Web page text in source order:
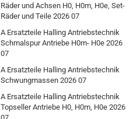
Räder und Achsen H0, H0m, H0e, Set-
Räder und Teile 2026 07
A Ersatzteile Halling Antriebstechnik
Schmalspur Antriebe H0m- H0e 2026
07
A Ersatzteile Halling Antriebstechnik
Schwungmassen 2026 07
A Ersatzteile Halling Antriebstechnik
Topseller Antriebe H0, H0m, H0e 2026